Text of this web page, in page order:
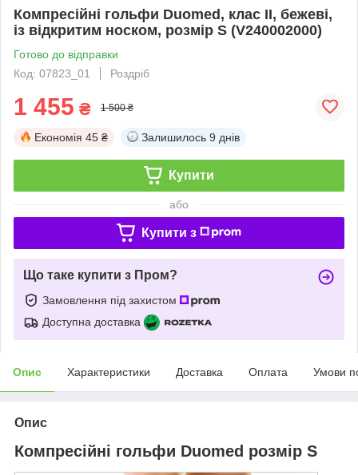
Компресійні гольфи Duomed, клас II, бежеві,
із відкритим носком, розмір S (V240002000)
Готово до відправки
Код: 07823_01
Роздріб
1 455 ₴ 1 500 ₴
Економія 45 ₴ Залишилось 9 днів
Купити
або
Купити з
Що таке купити з Пром?
Замовлення під захистом
Доступна доставка
Опис Характеристики Доставка Оплата Умови
Опис
Компресійні гольфи Duomed розмір S